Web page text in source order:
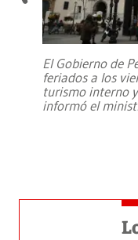
El Gobierno de
feriados a los
turismo interno
informó el